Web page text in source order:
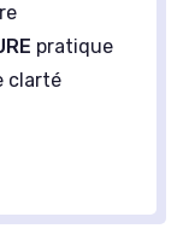
pratique
clarté